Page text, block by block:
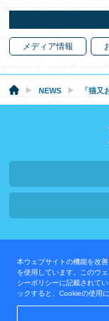
本ウェブサイトの機能を改
を使用しています。このウ
シーポリシーに記載されて
ックすると、Cookieの使用
メディア情報
NEWS 「猫又
プライ
運営